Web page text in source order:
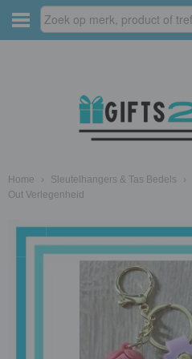
Home › Sleutelhangers & Tas Bedels ›
Out Verlegenheid